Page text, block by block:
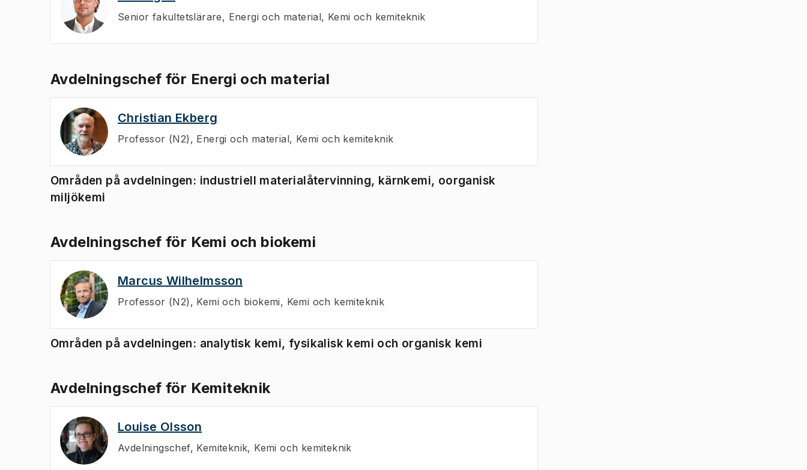
Senior fakultetslärare, Energi och material, Kemi och kemiteknik
Avdelningschef för Energi och material
Christian Ekberg
Professor (N2) , Energi och material, Kemi och kemiteknik
Områden på avdelningen: industriell materialåtervinning, kärnkemi, oorganisk
miljökemi
Avdelningschef för Kemi och biokemi
Marcus Wilhelmsson
Professor (N2) , Kemi och biokemi, Kemi och kemiteknik
Områden på avdelningen: analytisk kemi, fysikalisk kemi och organisk kemi
Avdelningschef för Kemiteknik
Louise Olsson
Avdelningschef, Kemiteknik, Kemi och kemiteknik